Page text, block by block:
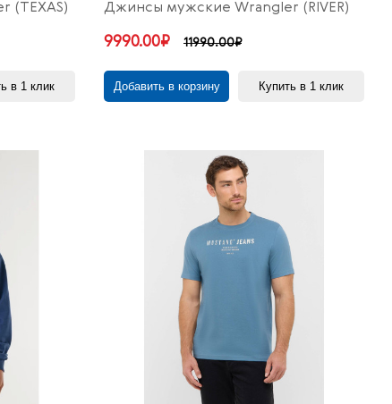
(TEXAS)
в 1 клик
Джинсы мужские Wrangler (RIVER)
9990.00₽ 11990.00₽
Добавить в корзину Купить в 1 клик